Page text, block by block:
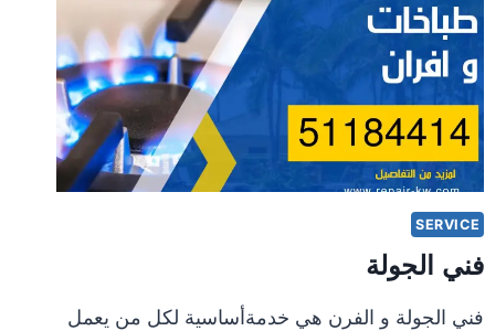
SERVICE
فني الجولة
فني الجولة و الفرن هي خدمةأساسية لكل من يعمل